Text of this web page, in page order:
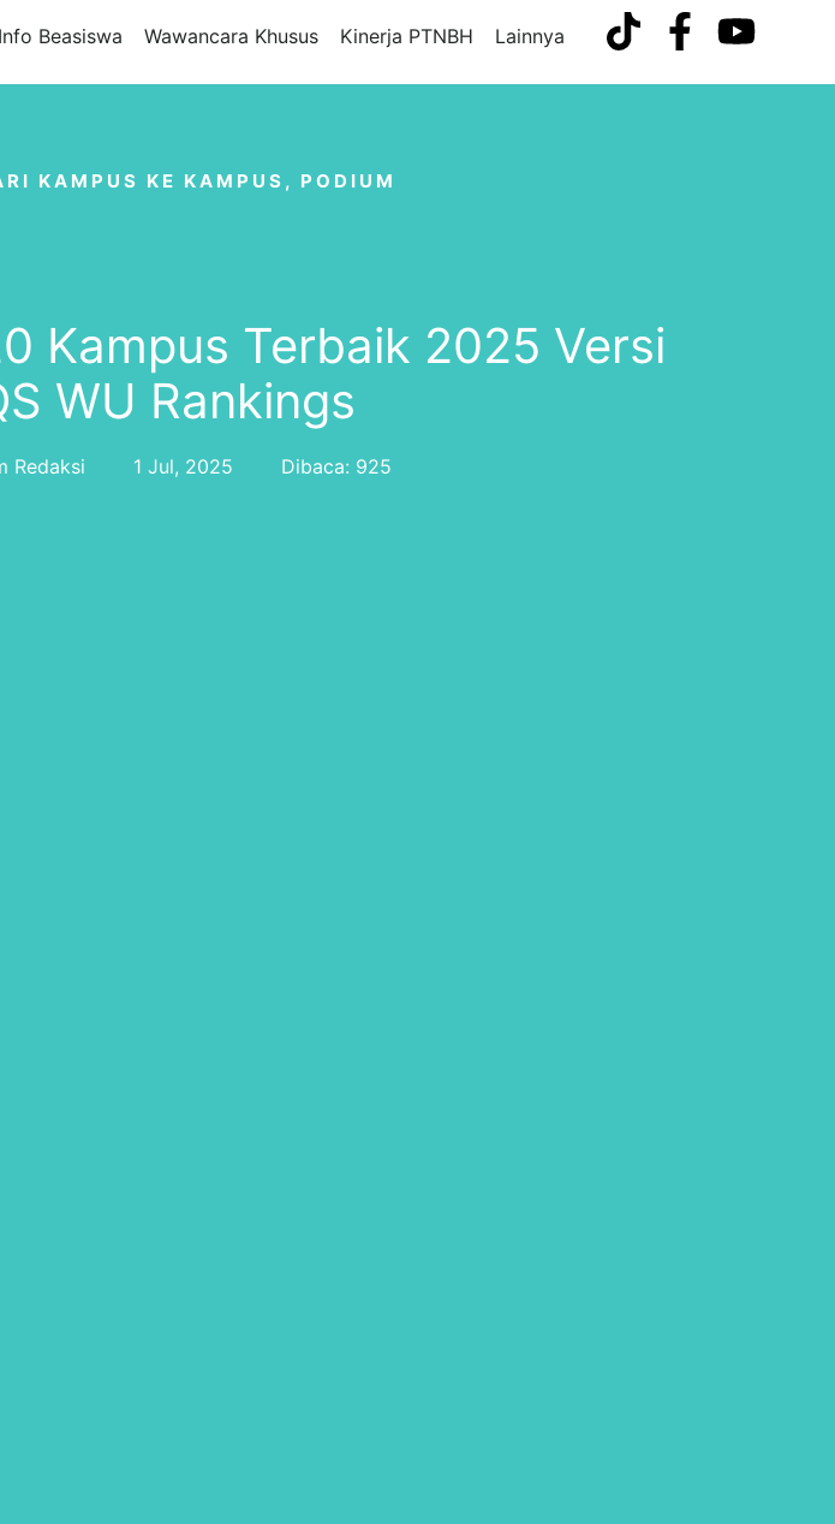
Info Beasiswa Wawancara Khusus Kinerja PTNBH Lainnya
KAMPUS KE KAMPUS , PODIUM
Kampus Terbaik 2025 Versi
WU Rankings
Redaksi 1 Jul, 2025 Dibaca: 925